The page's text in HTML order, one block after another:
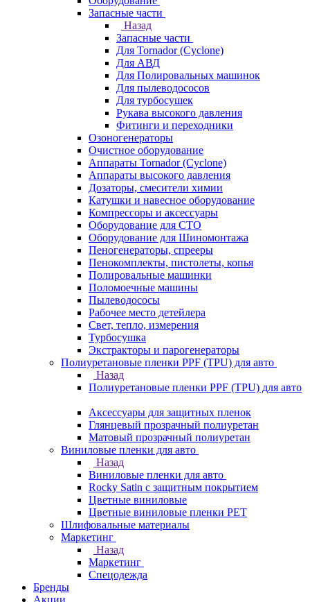
Запасные части
Назад
Запасные части
Для Tornador (Cyclone)
Для АВД
Для Полировальных машинок
Для пылеводососов
Для турбосушек
Рукава высокого давления
Фитинги и переходники
Озоногенераторы
Очистное оборудование
Аппараты Tornador (Cyclone)
Аппараты высокого давления
Дозаторы, смесители химии
Катушки и навесное оборудование
Компрессоры и аксессуары
Оборудование для СТО
Оборудование для Шиномонтажа
Пеногенераторы, спрееры
Пенокомплекты, пистолеты, копья
Полировальные машинки
Поломоечные машины
Пылеводососы
Рабочее место детейлера
Свет, тепло, измерения
Турбосушка
Экстракторы и парогенераторы
Полиуретановые пленки PPF (TPU) для авто
Назад
Полиуретановые пленки PPF (TPU) для авто
Аксессуары для защитных пленок
Глянцевый прозрачный полиуретан
Матовый прозрачный полиуретан
Виниловые пленки для авто
Назад
Виниловые пленки для авто
Rocky Satin с защитным покрытием
Цветные виниловые
Цветные виниловые пленки PET
Шлифовальные материалы
Маркетинг
Назад
Маркетинг
Спецодежда
Бренды
Акции